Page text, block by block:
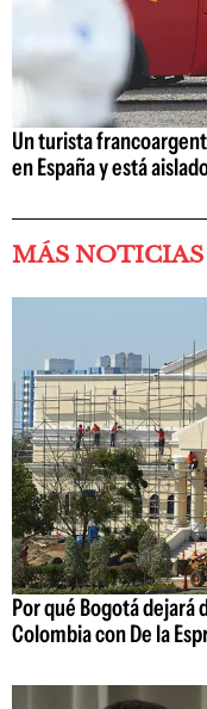
Un turista
en España y está
MÁS
Por qué Bogotá dejará
Colombia con De la